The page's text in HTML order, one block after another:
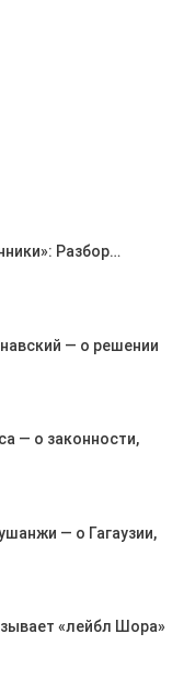
Разбор…
— о решении
— о законности,
— о Гагаузии,
«лейбл Шора»